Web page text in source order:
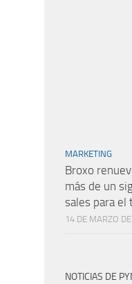
MARKETING
Broxo
más de un
sales para el
14 DE MARZO
NOTICIAS DE